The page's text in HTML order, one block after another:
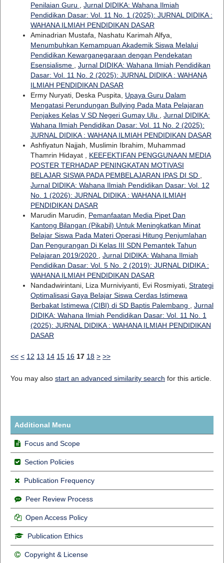
Penilaian Guru
Jurnal DIDIKA: Wahana Ilmiah
Pendidikan Dasar: Vol. 11 No. 1 (2025): JURNAL DIDIKA :
WAHANA ILMIAH PENDIDIKAN DASAR
Aminadrian Mustafa, Nashatu Karimah Alfya,
Menumbuhkan Kemampuan Akademik Siswa Melalui
Pendidikan Kewarganegaraan dengan Pendekatan
Esensialisme
Jurnal DIDIKA: Wahana Ilmiah Pendidikan
Dasar: Vol. 11 No. 2 (2025): JURNAL DIDIKA : WAHANA
ILMIAH PENDIDIKAN DASAR
Ermy Nuryati, Deska Puspita, Upaya Guru Dalam
Mengatasi Perundungan Bullying Pada Mata Pelajaran
Penjakes Kelas V SD Negeri Gumay Ulu
Jurnal DIDIKA:
Wahana Ilmiah Pendidikan Dasar: Vol. 11 No. 2 (2025):
JURNAL DIDIKA : WAHANA ILMIAH PENDIDIKAN DASAR
Ashfiyatun Najjah, Muslimin Ibrahim, Muhammad
Thamrin Hidayat , KEEFEKTIFAN PENGGUNAAN MEDIA
POSTER TERHADAP PENINGKATAN MOTIVASI
BELAJAR SISWA PADA PEMBELAJARAN IPAS DI SD
Jurnal DIDIKA: Wahana Ilmiah Pendidikan Dasar: Vol. 12
No. 1 (2026): JURNAL DIDIKA : WAHANA ILMIAH
PENDIDIKAN DASAR
Marudin Marudin, Pemanfaatan Media Pipet Dan
Kantong Bilangan (Pikabil) Untuk Meningkatkan Minat
Belajar Siswa Pada Materi Operasi Hitung Penjumlahan
Dan Pengurangan Di Kelas III SDN Pemantek Tahun
Pelajaran 2019/2020
Jurnal DIDIKA: Wahana Ilmiah
Pendidikan Dasar: Vol. 5 No. 2 (2019): JURNAL DIDIKA :
WAHANA ILMIAH PENDIDIKAN DASAR
Nandadwirintani, Liza Murniviyanti, Evi Rosmiyati, Strategi
Optimalisasi Gaya Belajar Siswa Cerdas Istimewa
Berbakat Istimewa (CIBI) di SD Baptis Palembang
Jurnal
DIDIKA: Wahana Ilmiah Pendidikan Dasar: Vol. 11 No. 1
(2025): JURNAL DIDIKA : WAHANA ILMIAH PENDIDIKAN
DASAR
<< < 12 13 14 15 16 17 18 > >>
You may also start an advanced similarity search for this article.
Additional Menu
Focus and Scope
Section Policies
Publication Frequency
Peer Review Process
Open Access Policy
Publication Ethics
Copyright & License